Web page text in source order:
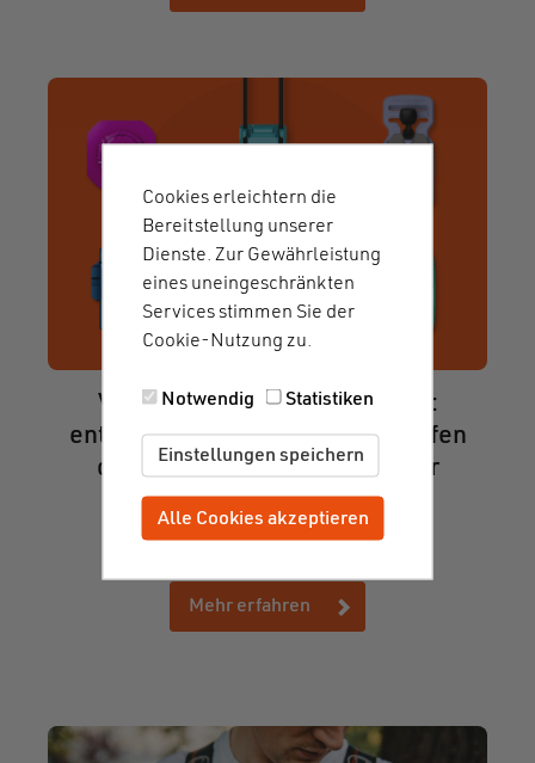
Vom Look bis zur Technologie:
entdecke die verschiedenen Stufen
der Individualisierung unserer
Verschlüsse
Mehr erfahren
Cookies erleichtern die
Bereitstellung unserer
Dienste. Zur Gewährleistung
eines uneingeschränkten
Services stimmen Sie der
Cookie-Nutzung zu.
Notwendig Statistiken
Einstellungen speichern
Alle Cookies akzeptieren
Zustimmung zurückziehen